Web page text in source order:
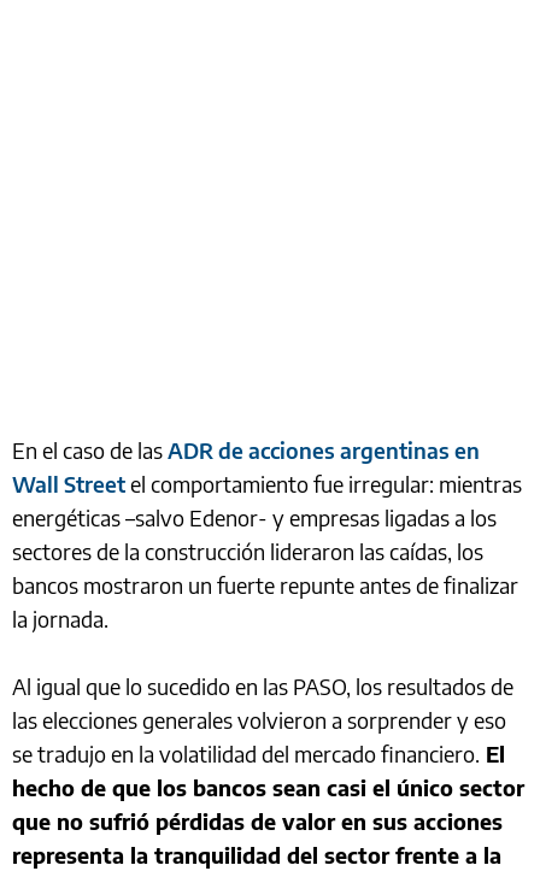
En el caso de lasADR de acciones argentinas en
Wall Streetel comportamiento fue irregular: mientras
energéticas –salvo Edenor- y empresas ligadas a los
sectores de la construcción lideraron las caídas, los
bancos mostraron un fuerte repunte antes de finalizar
la jornada.
Al igual que lo sucedido en las PASO, los resultados de
las elecciones generales volvieron a sorprender y eso
se tradujo en la volatilidad del mercado financiero. El
hecho de que los bancos sean casi el único sector
que no sufrió pérdidas de valor en sus acciones
representa la tranquilidad del sector frente a la